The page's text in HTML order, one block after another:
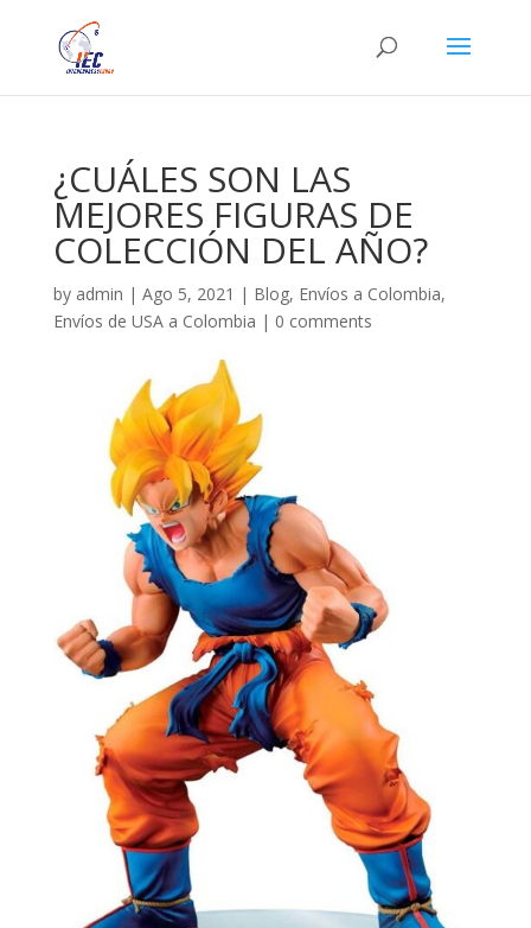
¿CUÁLES SON LAS
MEJORES FIGURAS DE
COLECCIÓN DEL AÑO?
by admin | Ago 5, 2021 | Blog, Envíos a Colombia,
Envíos de USA a Colombia | 0 comments